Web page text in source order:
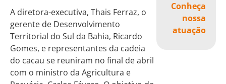
Conheça
nossa
atuação
A diretora-executiva, Thais Ferraz, o
gerente de Desenvolvimento
Territorial do Sul da Bahia, Ricardo
Gomes, e representantes da cadeia
do cacau se reuniram no final de abril
com o ministro da Agricultura e